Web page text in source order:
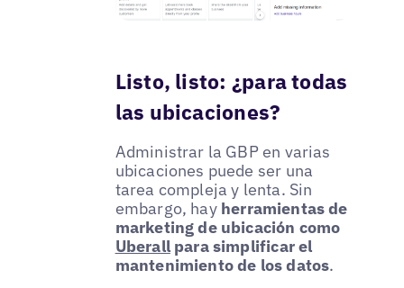
Listo, listo: ¿para todas
las ubicaciones?
Administrar la GBP en varias
ubicaciones puede ser una
tarea compleja y lenta. Sin
embargo, hayherramientas de
marketing de ubicación como
Uberallpara simplificar el
mantenimiento de los datos.